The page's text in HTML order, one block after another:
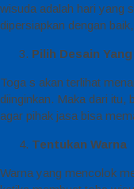
wisuda adalah hari yang
dipersiapkan dengan
Pilih Desain
Toga s akan terlihat
diinginkan. Maka dari itu,
agar pihak jasa bisa
Tentukan Warna
Warna yang mencolok